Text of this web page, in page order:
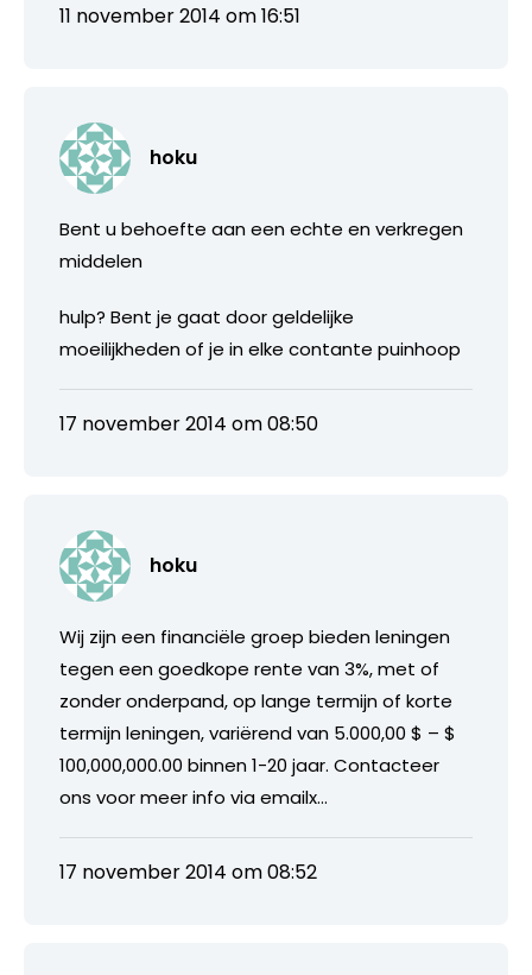
11 november 2014 om 16:51
hoku
Bent u behoefte aan een echte en verkregen
middelen
hulp? Bent je gaat door geldelijke
moeilijkheden of je in elke contante puinhoop
17 november 2014 om 08:50
hoku
Wij zijn een financiële groep bieden leningen
tegen een goedkope rente van 3%, met of
zonder onderpand, op lange termijn of korte
termijn leningen, variërend van 5.000,00 $ – $
100,000,000.00 binnen 1-20 jaar. Contacteer
ons voor meer info via emailx…
17 november 2014 om 08:52